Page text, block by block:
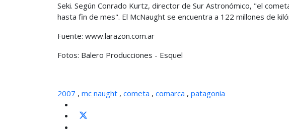
Seki. Según Conrado Kurtz, director de Sur Astronómico, "el
hasta fin de mes". El McNaught se encuentra a 122 millones de
Fuente: www.larazon.com.ar
Fotos: Balero Producciones - Esquel
2007 , mc naught , cometa , comarca , patagonia